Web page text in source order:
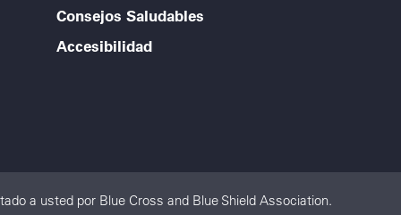
Consejos Saludables
Accesibilidad
a usted por Blue Cross and Blue Shield Association.